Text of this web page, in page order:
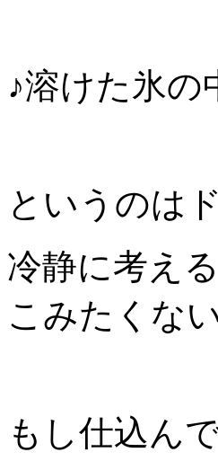
♪溶けた氷
というのは
冷静に考え
こみたくない
もし仕込ん